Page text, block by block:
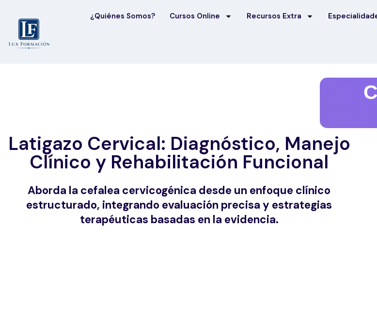
¿Quiénes Somos? Cursos Online Recursos Extra
Latigazo Cervical: Diagnóstico, Manejo
Clínico y Rehabilitación Funcional
Aborda la cefalea cervicogénica desde un enfoque clínico
estructurado, integrando evaluación precisa y estrategias
terapéuticas basadas en la evidencia.